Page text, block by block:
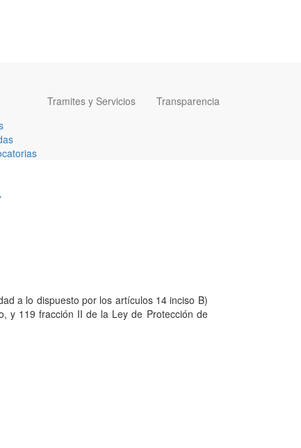
Tramites y Servicios Transparencia
a lo dispuesto por los artículos 14 inciso B)
y 119 fracción II de la Ley de Protección de